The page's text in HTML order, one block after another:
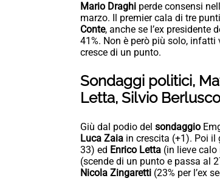
Mario Draghi perde consensi
marzo. Il premier cala di tre
Conte, anche se l’ex
41%. Non è però più solo, infatti
cresce di un punto.
Sondaggi politici,
Letta, Silvio
Giù dal podio del sondaggio
Luca Zaia in crescita (+1). Poi il
33) ed Enrico Letta (in lieve
(scende di un punto e passa al
Nicola Zingaretti (23% per l’ex